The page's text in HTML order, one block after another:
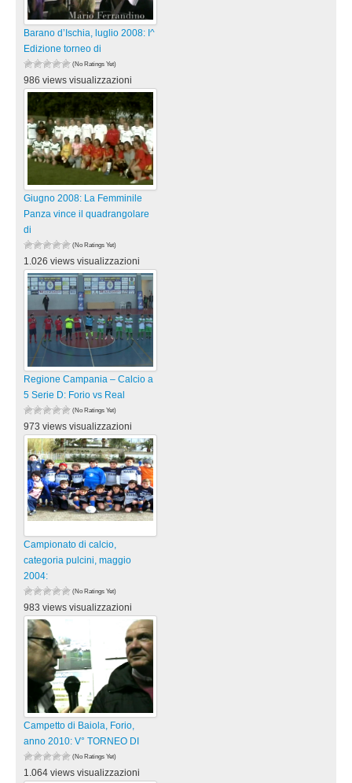
Barano d’Ischia, luglio 2008: I^
Edizione torneo di
(No Ratings Yet)
986 views visualizzazioni
Giugno 2008: La Femminile
Panza vince il quadrangolare
di
(No Ratings Yet)
1.026 views visualizzazioni
Regione Campania – Calcio a
5 Serie D: Forio vs Real
(No Ratings Yet)
973 views visualizzazioni
Campionato di calcio,
categoria pulcini, maggio
2004:
(No Ratings Yet)
983 views visualizzazioni
Campetto di Baiola, Forio,
anno 2010: V° TORNEO DI
(No Ratings Yet)
1.064 views visualizzazioni